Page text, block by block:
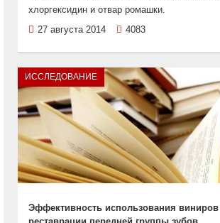
хлоргексидин и отвар ромашки.
27 августа 2014
4083
ИССЛЕДОВАНИЕ
Эффективность использования